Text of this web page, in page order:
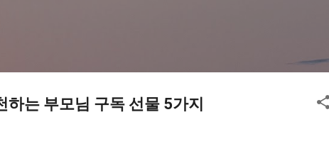
는 부모님 구독 선물 5가지